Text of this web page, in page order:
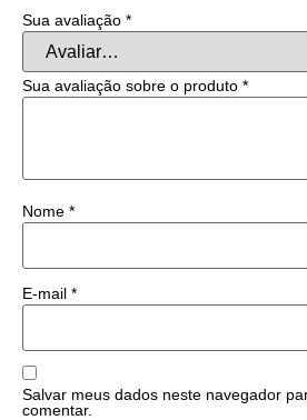
Sua avaliação *
Sua avaliação sobre o produto *
Nome *
E-mail *
Salvar meus dados neste navegador
comentar.